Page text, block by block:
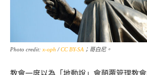
Photo credit: x-oph /CC BY-SA ；哥白尼。
教會一度以為「地動說」會顛覆管理教